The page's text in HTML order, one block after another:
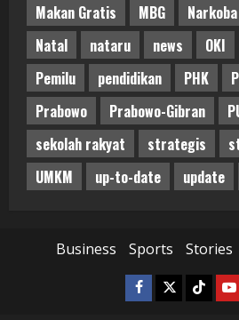
Makan Gratis
MBG Narkoba
Natal
nataru news OKI
Pemilu
pendidikan PHK
Prabowo
Prabowo-Gibran
sekolah rakyat
strategis
UMKM
up-to-date update
Business Sports Stories
Facebook
TwitterTiktok